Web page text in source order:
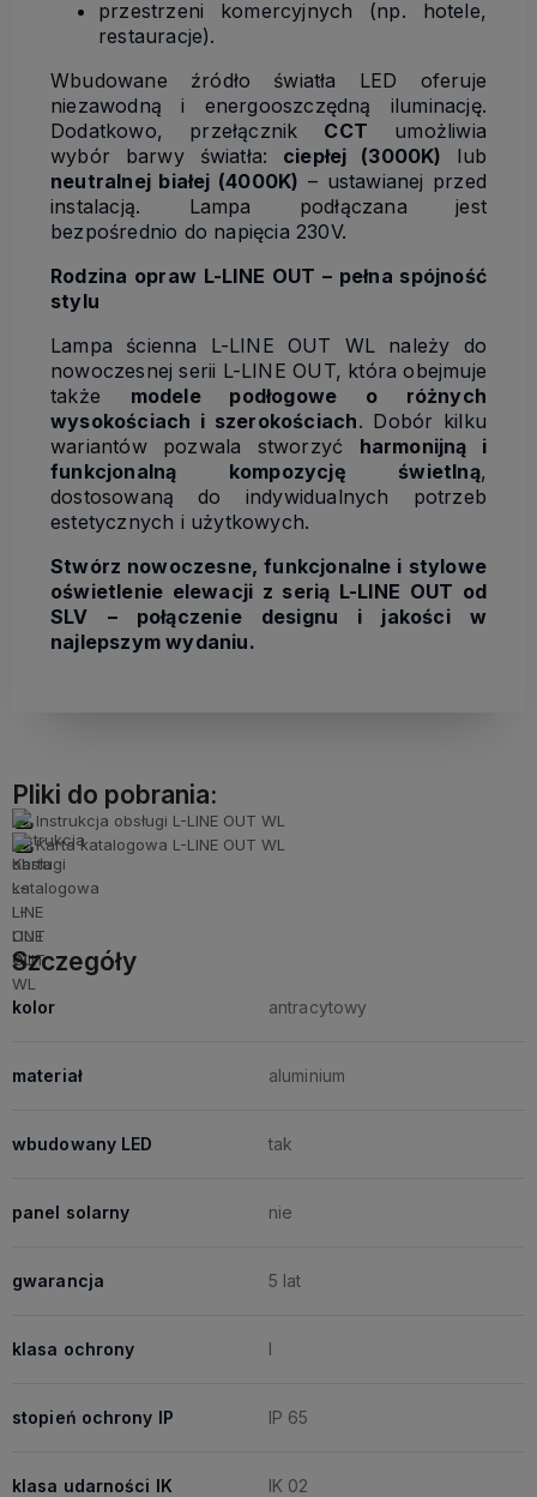
przestrzeni komercyjnych (np. hotele,
restauracje).
Wbudowane źródło światła LED oferuje
niezawodną i energooszczędną iluminację.
Dodatkowo, przełącznik CCT umożliwia
wybór barwy światła: ciepłej (3000K) lub
neutralnej białej (4000K) – ustawianej przed
instalacją. Lampa podłączana jest
bezpośrednio do napięcia 230V.
Rodzina opraw L-LINE OUT – pełna spójność
stylu
Lampa ścienna L-LINE OUT WL należy do
nowoczesnej serii L-LINE OUT, która obejmuje
także modele podłogowe o różnych
wysokościach i szerokościach. Dobór kilku
wariantów pozwala stworzyć harmonijną i
funkcjonalną kompozycję świetlną,
dostosowaną do indywidualnych potrzeb
estetycznych i użytkowych.
Stwórz nowoczesne, funkcjonalne i stylowe
oświetlenie elewacji z serią L-LINE OUT od
SLV – połączenie designu i jakości w
najlepszym wydaniu.
Pliki do pobrania:
Instrukcja obsługi L-LINE OUT WL
Karta katalogowa L-LINE OUT WL
Szczegóły
kolor antracytowy
materiał aluminium
wbudowany LED tak
panel solarny nie
gwarancja 5 lat
klasa ochrony I
stopień ochrony IP IP 65
klasa udarności IK IK 02